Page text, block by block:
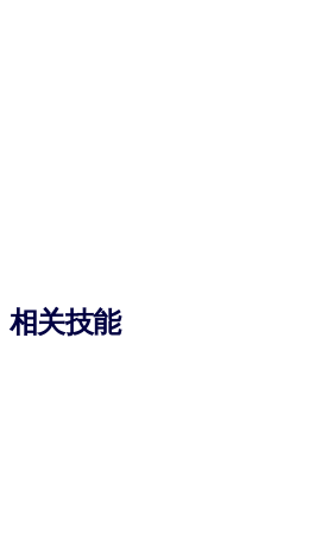
相关技能